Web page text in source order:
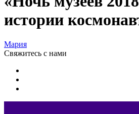
истории
Мария
Свяжитесь с нами